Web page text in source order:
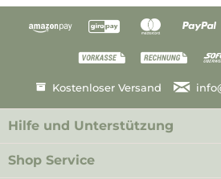
Kostenloser Versand
Hilfe und Unterstützung
Shop Service